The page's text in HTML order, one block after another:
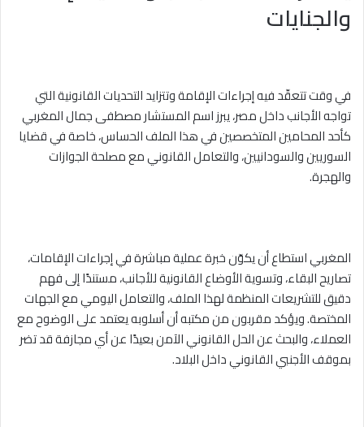
والجنايات
في وقت تتعقّد فيه إجراءات الإقامة وتتزايد التحديات القانونية التي
تواجه الأجانب داخل مصر، يبرز اسم المستشار مصطفى جمال المغربي
كأحد المحامين المتخصصين في هذا الملف الحساس، خاصة في قضايا
السوريين والسودانيين، والتعامل القانوني مع مصلحة الجوازات
والهجرة.
المغربي استطاع أن يكوّن خبرة عملية مباشرة في إجراءات الإقامات،
تصاريح البقاء، وتسوية الأوضاع القانونية للأجانب، مستندًا إلى فهم
دقيق للتشريعات المنظمة لهذا الملف، والتعامل اليومي مع الجهات
المختصة. ويؤكد مقربون من مكتبه أن أسلوبه يعتمد على الوضوح مع
العملاء، والبحث عن الحل القانوني الآمن بعيدًا عن أي مجازفة قد تضر
بموقف الأجنبي القانوني داخل البلاد.